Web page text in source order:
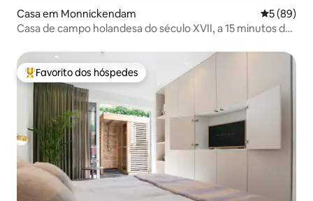
Casa em Monnickendam
5 (89)
Casa de campo holandesa do século XVII, a 15 minutos de
Favoritos dos hóspedes mais apreciados
Favorito dos hóspedes